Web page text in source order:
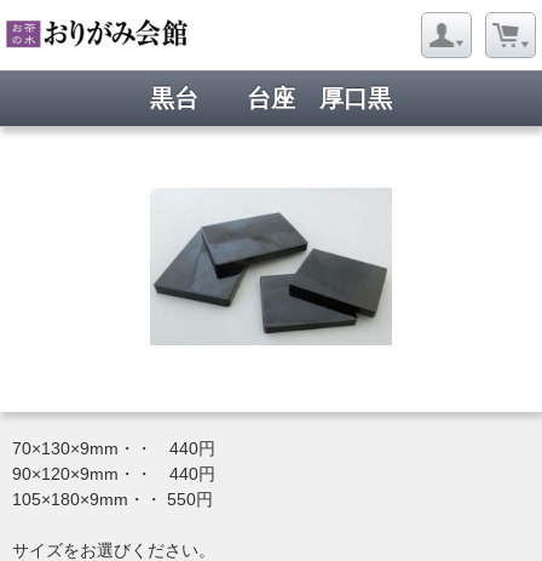
黒台 台座 厚口黒
70×130×9mm・・ 440円
90×120×9mm・・ 440円
105×180×9mm・・ 550円
サイズをお選びください。